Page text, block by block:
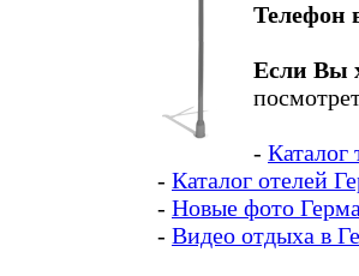
Телефон
Если Вы
- Каталог
- Каталог отелей
- Новые фото
- Видео отдыха в